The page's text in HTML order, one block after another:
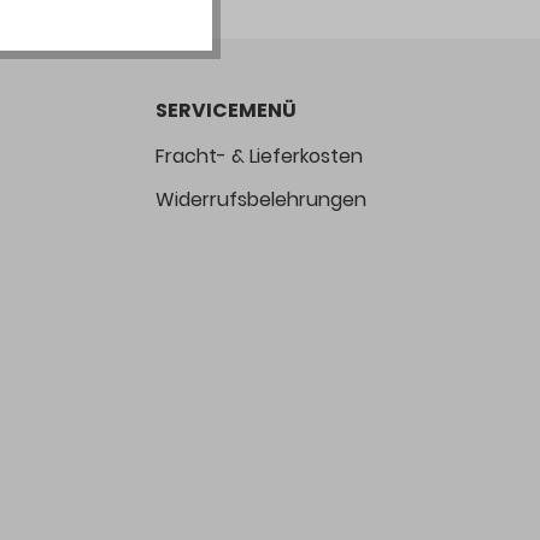
SERVICEMENÜ
Fracht- & Lieferkosten
Widerrufsbelehrungen